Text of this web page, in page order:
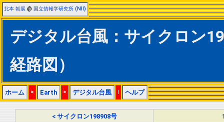
北本 朝展 @ 国立情報学研究所 (NII)
デジタル台風：サイクロン
経路図）
ホーム > Earth > デジタル台風 | ヘルプ
< サイクロン198908号